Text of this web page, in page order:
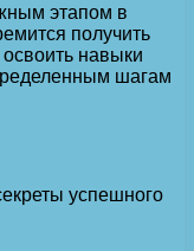
этапом в
получить
навыки
шагам